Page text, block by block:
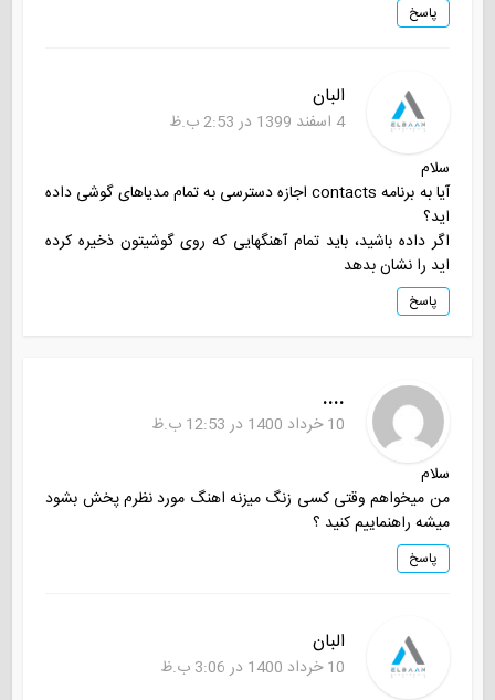
پاسخ
البان
4 اسفند 1399 در 2:53 ب.ظ
سلام
آیا به برنامه contacts اجازه دسترسی به تمام مدیاهای گوشی داده
اید؟
اگر داده باشید، باید تمام آهنگهایی که روی گوشیتون ذخیره کرده
اید را نشان بدهد
پاسخ
....
10 خرداد 1400 در 12:53 ب.ظ
سلام
من میخواهم وقتی کسی زنگ میزنه اهنگ مورد نظرم پخش بشود
میشه راهنماییم کنید ؟
پاسخ
البان
10 خرداد 1400 در 3:06 ب.ظ